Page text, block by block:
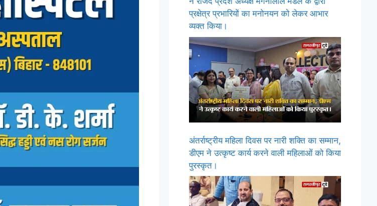
प्रक्षेत्र प्रभारियों का मनोनयन को लेकर आभार
व्यक्त किया।
अंतर्राष्ट्रीय महिला दिवस पर नारी शक्ति का सम्मान,
डीएम ने उत्कृष्ट कार्य करने वाली महिलाओं को किया
पुरस्कृत।